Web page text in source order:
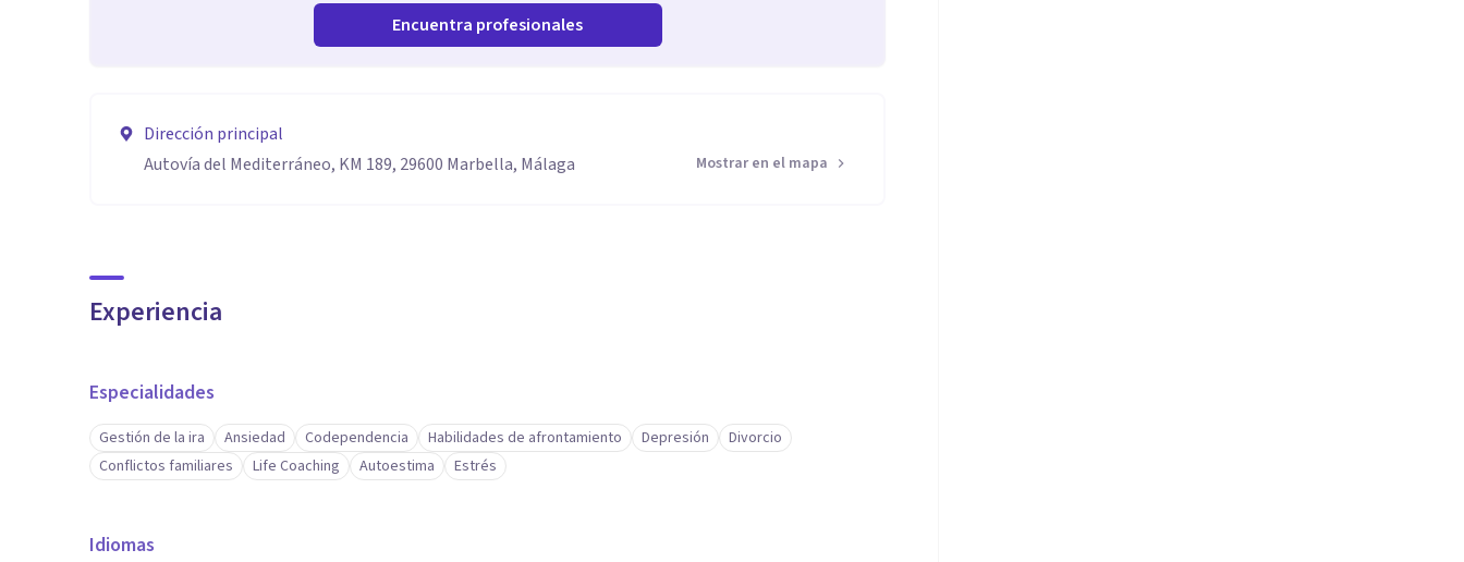
Encuentra profesionales
Dirección principal
Autovía del Mediterráneo, KM 189, 29600 Marbella, Málaga
Mostrar en el mapa
Experiencia
Especialidades
Gestión de la ira Ansiedad Codependencia Habilidades de afrontamiento Depresión
Divorcio
Conflictos familiares
Life Coaching Autoestima Estrés
Idiomas